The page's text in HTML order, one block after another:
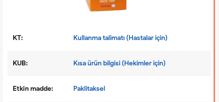
KT: Kullanma talimatı (Hastalar için)
KUB: Kısa ürün bilgisi (Hekimler için)
Etkin madde: Paklitaksel